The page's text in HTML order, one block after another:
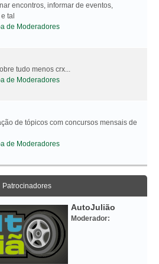
encontros, informar de eventos,
tal
de Moderadores
tudo menos crx...
de Moderadores
de tópicos com concursos mensais de
de Moderadores
Patrocinadores
AutoJulião
Moderador: